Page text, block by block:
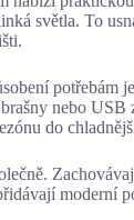
světla. To
potřebám
nebo USB
do
moderní